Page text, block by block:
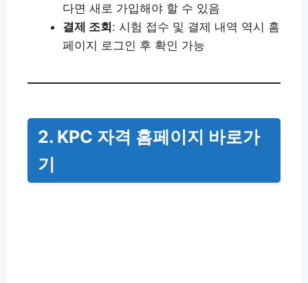
다면 새로 가입해야 할 수 있음
결제 조회: 시험 접수 및 결제 내역 역시 홈
페이지 로그인 후 확인 가능
2. KPC 자격 홈페이지 바로가
기